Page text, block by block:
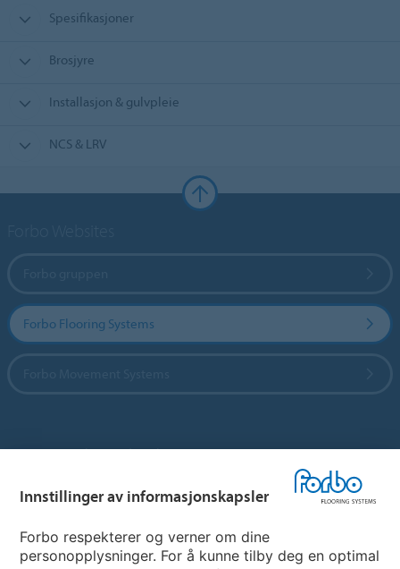
Spesifikasjoner
Brosjyre
Installasjon & gulvpleie
NCS & LRV
Forbo Flooring Systems
Hjemmeside per land
Velg land
Innstillinger av informasjonskapsler
Forbo respekterer og verner om dine
personopplysninger. For å kunne tilby deg en optimal